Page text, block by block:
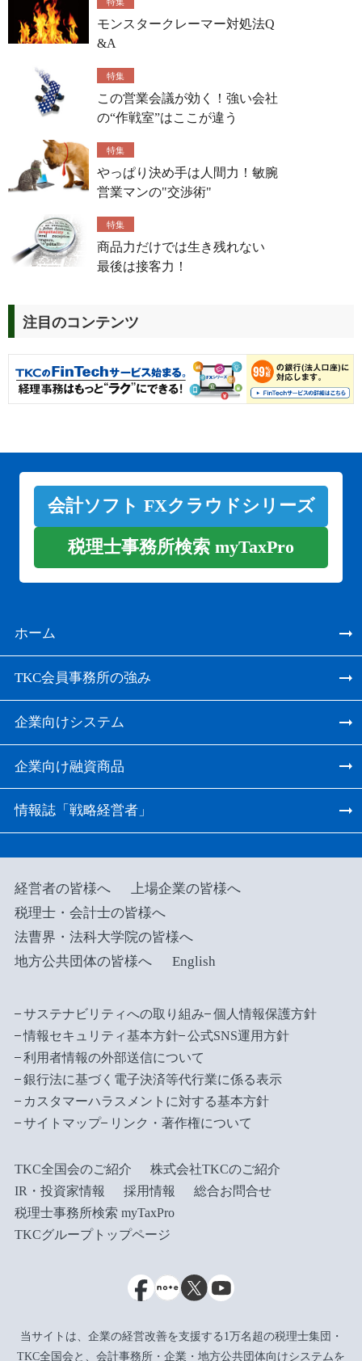
モンスタークレーマー対処法Q
&A
特集
この営業会議が効く！強い会社
の“作戦室”はここが違う
特集
やっぱり決め手は人間力！敏腕
営業マンの"交渉術"
特集
商品力だけでは生き残れない
最後は接客力！
注目のコンテンツ
会計ソフト FXクラウドシリーズ
税理士事務所検索 myTaxPro
ホーム
TKC会員事務所の強み
企業向けシステム
企業向け融資商品
情報誌「戦略経営者」
経営者の皆様へ
上場企業の皆様へ
税理士・会計士の皆様へ
法曹界・法科大学院の皆様へ
地方公共団体の皆様へ
English
サステナビリティへの取り組み
個人情報保護方針
情報セキュリティ基本方針
公式SNS運用方針
利用者情報の外部送信について
銀行法に基づく電子決済等代行業に係る表示
カスタマーハラスメントに対する基本方針
サイトマップ
リンク・著作権について
TKC全国会のご紹介
株式会社TKCのご紹介
IR・投資家情報
採用情報
総合お問合せ
税理士事務所検索 myTaxPro
TKCグループトップページ
当サイトは、企業の経営改善を支援する1万名超の税理士集団・
TKC全国会と、会計事務所・企業・地方公共団体向けシステムを